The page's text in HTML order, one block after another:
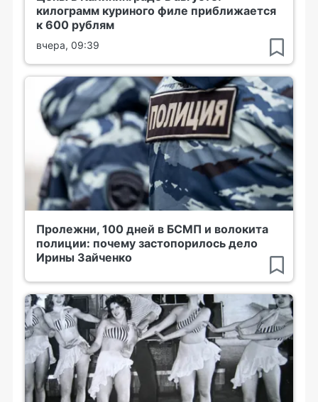
килограмм куриного филе приближается
к 600 рублям
вчера, 09:39
Пролежни, 100 дней в БСМП и волокита
полиции: почему застопорилось дело
Ирины Зайченко